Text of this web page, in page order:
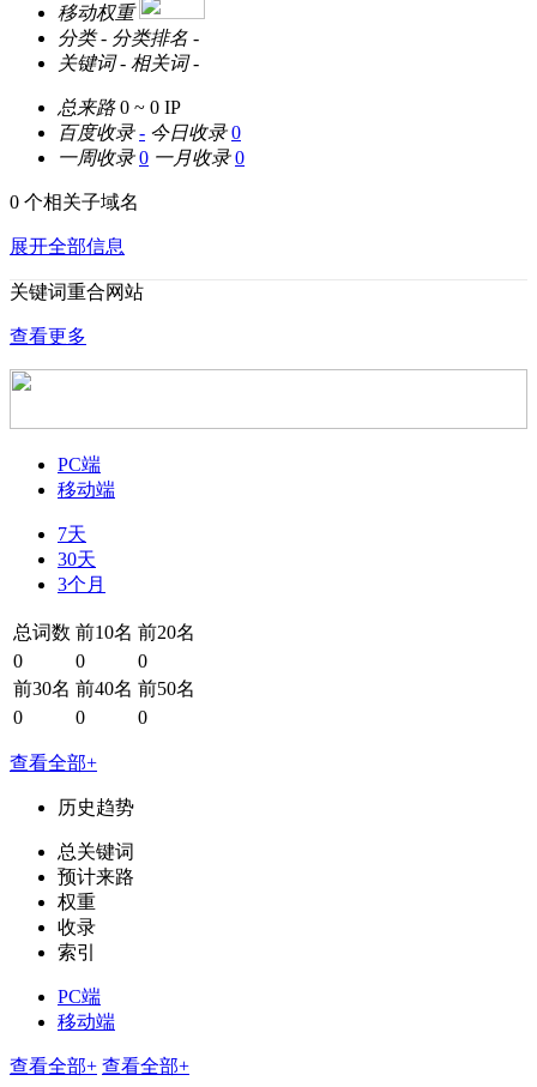
移动权重
分类 - 分类排名 -
关键词 - 相关词 -
总来路 0 ~ 0 IP
百度收录 - 今日收录 0
一周收录 0 一月收录 0
0 个相关子域名
展开全部信息
关键词重合网站
查看更多
PC端
移动端
7天
30天
3个月
总词数 前10名 前20名
0
0
0
前30名 前40名 前50名
0
0 0
查看全部+
历史趋势
总关键词
预计来路
权重
收录
索引
PC端
移动端
查看全部+ 查看全部+